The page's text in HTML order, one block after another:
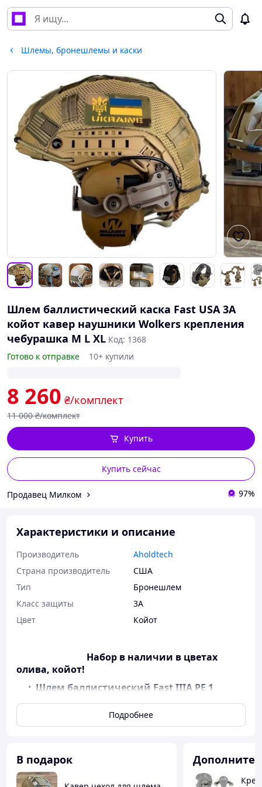
Шлемы, бронешлемы и каски
Шлем баллистический каска Fast USA 3А
койот кавер наушники Wolkers крепления
чебурашка М L XL Код: 1368
Готово к отправке
10+ купили
8 260 ₴/комплект
11 000 ₴/комплект
Купить сейчас
Купить
Продавец Милком 97%
Характеристики и описание
Производитель
Aholdtech
Страна производитель
США
Тип
Бронешлем
Класс защиты
3А
Цвет
Койот
Набор в наличии в цветах
олива, койот!
Шлем баллистический Fast IIIA PE 1
Кавер в ПОДАРОК койот ! мультикам,
пиксель + 370 грн
Крепление чебурашка Wolkers Sport
койот олива.
Подробнее
В подарок